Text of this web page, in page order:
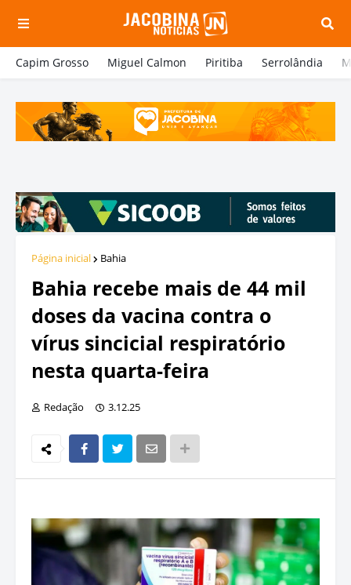
Capim Grosso Miguel Calmon Piritiba Serrolândia
Página inicial Bahia
Bahia recebe mais de 44 mil
doses da vacina contra o
vírus sincicial respiratório
nesta quarta-feira
Redação 3.12.25